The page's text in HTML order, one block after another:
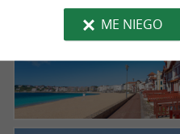
ME NIEGO